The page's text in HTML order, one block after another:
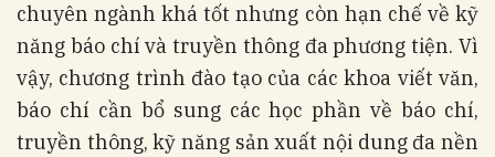
chuyên ngành khá tốt nhưng còn hạn chế về kỹ
năng báo chí và truyền thông đa phương tiện. Vì
vậy, chương trình đào tạo của các khoa viết văn,
báo chí cần bổ sung các học phần về báo chí,
truyền thông, kỹ năng sản xuất nội dung đa nền